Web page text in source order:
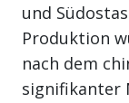
und
Produktion
nach dem
signifikanter